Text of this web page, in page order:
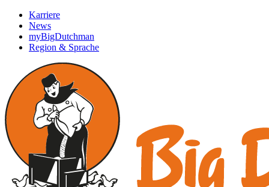
Karriere
News
myBigDutchman
Region & Sprache